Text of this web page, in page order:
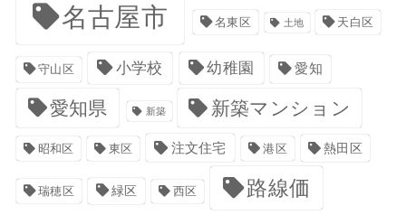
名古屋市 名東区 土地 天白区
守山区 小学校 幼稚園 愛知
愛知県 新築 新築マンション
昭和区 東区 注文住宅 港区 熱田区
瑞穂区 緑区 西区 路線価